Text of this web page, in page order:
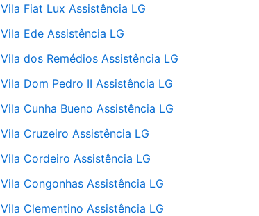
Vila Fiat Lux Assistência LG
Vila Ede Assistência LG
Vila dos Remédios Assistência LG
Vila Dom Pedro II Assistência LG
Vila Cunha Bueno Assistência LG
Vila Cruzeiro Assistência LG
Vila Cordeiro Assistência LG
Vila Congonhas Assistência LG
Vila Clementino Assistência LG